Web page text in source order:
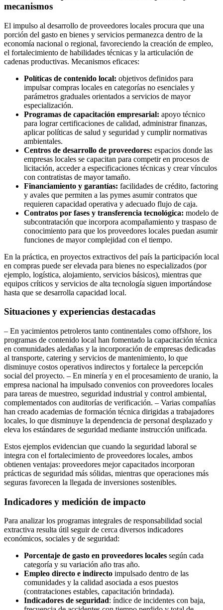
mecanismos
El impulso al desarrollo de proveedores locales procura que una
porción del gasto en bienes y servicios permanezca dentro de la
economía nacional o regional, favoreciendo la creación de empleo,
el fortalecimiento de habilidades técnicas y la articulación de
cadenas productivas. Mecanismos eficaces:
Políticas de contenido local: objetivos definidos para
impulsar compras locales en categorías no esenciales y
parámetros graduales orientados a servicios de mayor
especialización.
Programas de capacitación empresarial: apoyo técnico
para lograr certificaciones de calidad, administrar finanzas,
aplicar políticas de salud y seguridad y cumplir normativas
ambientales.
Centros de desarrollo de proveedores: espacios donde las
empresas locales se capacitan para competir en procesos de
licitación, acceder a especificaciones técnicas y crear vínculos
con contratistas de mayor tamaño.
Financiamiento y garantías: facilidades de crédito, factoring
y avales que permiten a las pymes asumir contratos que
requieren capacidad operativa y adecuado flujo de caja.
Contratos por fases y transferencia tecnológica: modelo de
subcontratación que incorpora acompañamiento y traspaso de
conocimiento para que los proveedores locales puedan asumir
funciones de mayor complejidad con el tiempo.
En la práctica, en proyectos extractivos del país la participación local
en compras puede ser elevada para bienes no especializados (por
ejemplo, logística, alojamiento, servicios básicos), mientras que
equipos críticos y servicios de alta tecnología siguen importándose
hasta que se desarrolla capacidad local.
Situaciones y experiencias destacadas
– En yacimientos petroleros tanto continentales como offshore, los
programas de contenido local han fomentado la capacitación técnica
en comunidades aledañas y la incorporación de empresas dedicadas
al transporte, catering y servicios de mantenimiento, lo que
disminuye costos operativos indirectos y fortalece la percepción
social del proyecto. – En minería y en el procesamiento de uranio, la
empresa nacional ha impulsado convenios con proveedores locales
para tareas de muestreo, seguridad industrial y control ambiental,
complementados con auditorías de verificación. – Varias compañías
han creado academias de formación técnica dirigidas a trabajadores
locales, lo que disminuye la dependencia de personal desplazado y
eleva los estándares de seguridad mediante instrucción unificada.
Estos ejemplos evidencian que cuando la seguridad laboral se
integra con el fortalecimiento de proveedores locales, ambos
obtienen ventajas: proveedores mejor capacitados incorporan
prácticas de seguridad más sólidas, mientras que operaciones más
seguras favorecen la llegada de inversiones sostenibles.
Indicadores y medición de impacto
Para analizar los programas integrales de responsabilidad social
extractiva resulta útil seguir de cerca diversos indicadores
económicos, sociales y de seguridad:
Porcentaje de gasto en proveedores locales según cada
categoría y su variación año tras año.
Empleo directo e indirecto impulsado dentro de las
comunidades y la calidad asociada a esos puestos
(contrataciones estables, capacitación brindada).
Indicadores de seguridad: índice de incidentes con baja,